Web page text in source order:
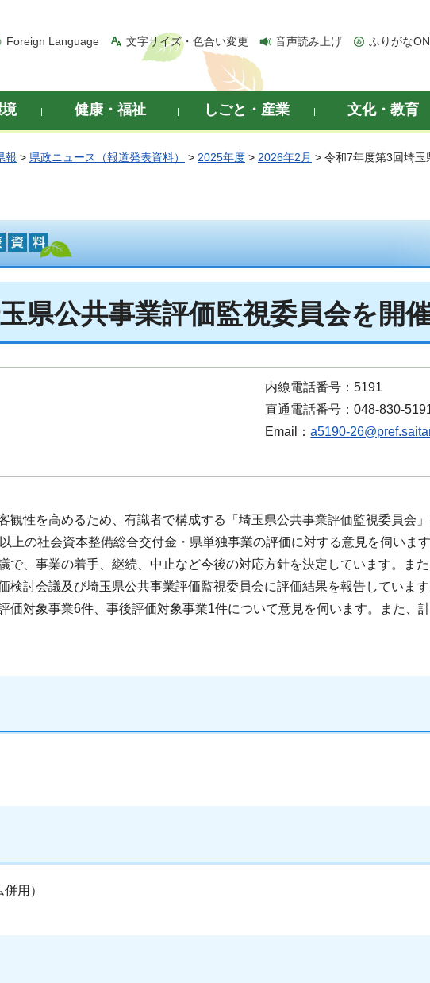
Foreign Language 文字サイズ・色合い変更 音声読み上げ ふりがなON
境 健康・福祉 しごと・産業 文化・教育
報 > 県政ニュース（報道発表資料） > 2025年度 > 2026年2月 > 令和7年度第3回埼
県公共事業評価監視委員会を開
内線電話番号：5191
直通電話番号：048-830-
Email：a5190-
観性を高めるため、有識者で構成する「埼玉県公共事業評価監視委員会
上の社会資本整備総合交付金・県単独事業の評価に対する意見を伺いま
で、事業の着手、継続、中止など今後の対応方針を決定しています。ま
検討会議及び埼玉県公共事業評価監視委員会に評価結果を報告していま
価対象事業6件、事後評価対象事業1件について意見を伺います。また、
用）